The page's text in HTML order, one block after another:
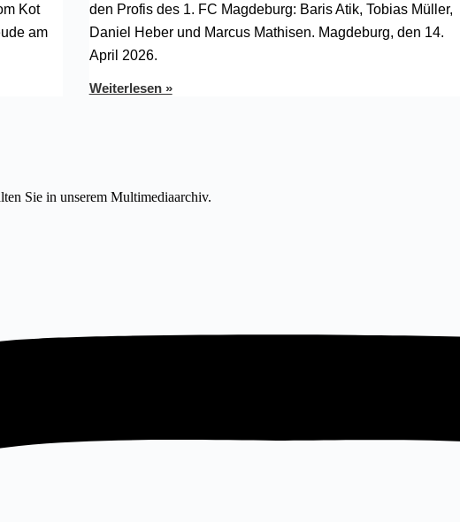
Kot
am
den Profis des 1. FC Magdeburg: Baris Atik, Tobias Müller,
Daniel Heber und Marcus Mathisen. Magdeburg, den 14.
April 2026.
Weiterlesen »
Sie in unserem Multimediaarchiv.